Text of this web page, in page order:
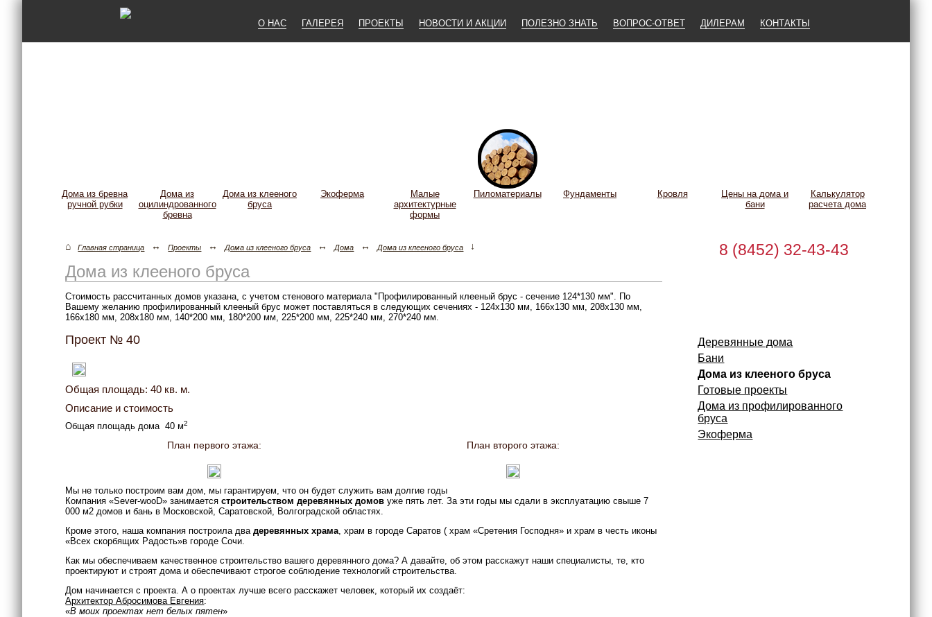
О НАС ГАЛЕРЕЯ ПРОЕКТЫ НОВОСТИ И АКЦИИ ПОЛЕЗНО ЗНАТЬ ВОПРОС-ОТВЕТ ДИЛЕРАМ КОНТАКТЫ
Дома из бревна
ручной рубки
Дома из
оцилиндрованного
бревна
Дома из клееного
бруса
Экоферма
Малые
архитектурные
формы
Пиломатериалы Фундаменты Кровля
Цены на дома и
бани
Калькулятор
расчета дома
⌂ Главная страница ↔ Проекты ↔ Дома из клееного бруса ↔ Дома ↔ Дома из клееного бруса ↓
Дома из клееного бруса
Стоимость рассчитанных домов указана, с учетом стенового материала "Профилированный клееный брус - сечение 124*130 мм". По
Вашему желанию профилированный клееный брус может поставляться в следующих сечениях - 124х130 мм, 166х130 мм, 208х130 мм,
166x180 мм, 208x180 мм, 140*200 мм, 180*200 мм, 225*200 мм, 225*240 мм, 270*240 мм.
Проект № 40
Общая площадь: 40 кв. м.
Описание и стоимость
Общая площадь дома 40 м2
План первого этажа: План второго этажа:
Мы не только построим вам дом, мы гарантируем, что он будет служить вам долгие годы
Компания «Sever-wooD» занимаетсястроительством деревянных домов уже пять лет. За эти годы мы сдали в эксплуатацию свыше 7
000 м2 домов и бань в Московской, Саратовской, Волгоградской областях.
Кроме этого, наша компания построила двадеревянных храма, храм в городе Саратов ( храм «Сретения Господня» и храм в честь иконы
«Всех скорбящих Радость»в городе Сочи.
Как мы обеспечиваем качественное строительство вашего деревянного дома? А давайте, об этом расскажут наши специалисты, те, кто
проектируют и строят дома и обеспечивают строгое соблюдение технологий строительства.
Дом начинается с проекта. А о проектах лучше всего расскажет человек, который их создаёт:
Архитектор Абросимова Евгения:
«В моих проектах нет белых пятен»
8 (8452) 32-43-43
Деревянные дома
Бани
Дома из клееного бруса
Готовые проекты
Дома из профилированного
бруса
Экоферма